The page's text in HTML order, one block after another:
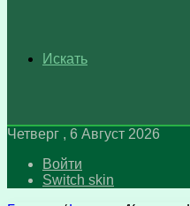
Искать
Четверг , 6 Август 2026
Войти
Switch skin